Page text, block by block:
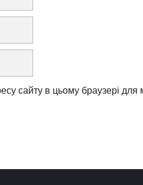
сайту в цьому браузері для